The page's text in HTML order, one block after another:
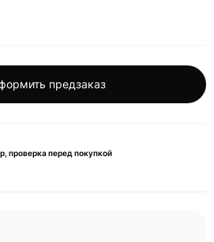
предзаказ
проверка перед покупкой